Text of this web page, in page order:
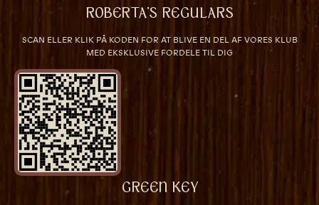
VÆRELSER & SENGE
GRUPPE BOOKINGER
ROBERTA’S REGULARS
SCAN ELLER KLIK PÅ KODEN FOR AT BLIVE EN DEL AF VORES KLUB
MED EKSKLUSIVE FORDELE TIL DIG
GREEN KEY